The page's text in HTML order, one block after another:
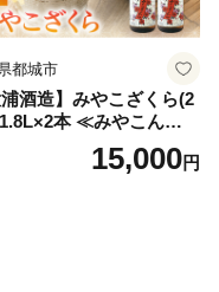
都城市
浦酒造】みやこざくら(2
本 ≪みやこんじょ
便≫_MJ-077115,000円